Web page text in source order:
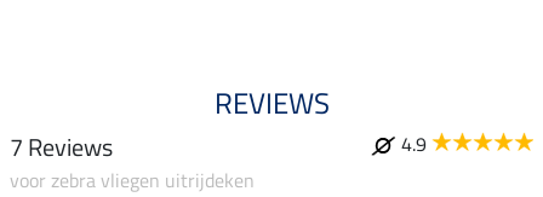
REVIEWS
7 Reviews
4.9
voor zebra vliegen uitrijdeken